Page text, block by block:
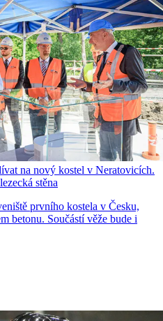
na nový kostel v Neratovicích.
stěna
prvního kostela v Česku,
betonu. Součástí věže bude i